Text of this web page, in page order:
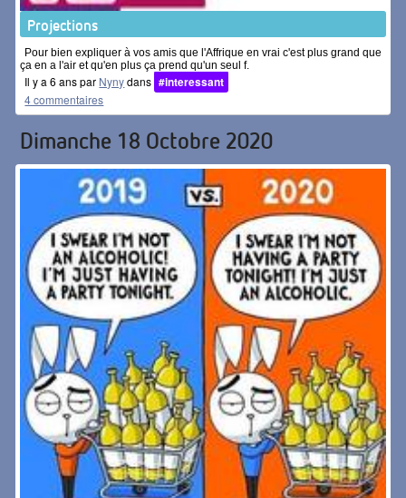
Projections
Pour bien expliquer à vos amis que l'Affrique en vrai c'est plus grand que
ça en a l'air et qu'en plus ça prend qu'un seul f.
Il y a 6 ans par Nynydans #interessant
4 commentaires
Dimanche 18 Octobre 2020